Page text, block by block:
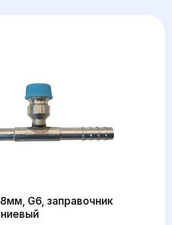
G6, заправочник